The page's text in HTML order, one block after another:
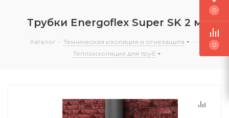
Трубки Energoflex Super SK 2 м
Каталог - Техническая изоляция и огнезащита
-
Теплоизоляция для труб
0
0